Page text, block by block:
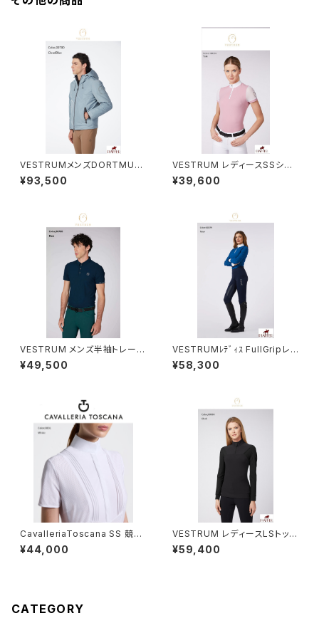
VESTRUMメンズDORTMUN
Dジャケット M310320134
¥93,500
VESTRUM レディースSSシャ
ツ W462560002
¥39,600
VESTRUM メンズ半袖トレーニ
ングトップス M632860002
¥49,500
VESTRUMﾚﾃﾞｨｽ FullGripレギ
ンス W105265077
¥58,300
CavalleriaToscana SS 競技
用シャツ CAD098JF024
¥44,000
VESTRUM レディースLSトップ
ス W659860025
¥59,400
CATEGORY